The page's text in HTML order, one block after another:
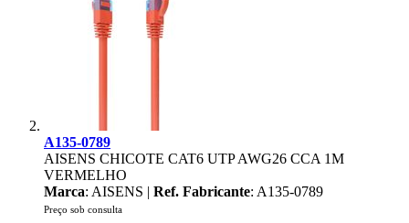
A135-0789
AISENS CHICOTE CAT6 UTP AWG26 CCA 1M
VERMELHO
Marca: AISENS | Ref. Fabricante: A135-0789
Preço sob consulta